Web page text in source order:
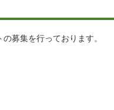
募集を行っております。